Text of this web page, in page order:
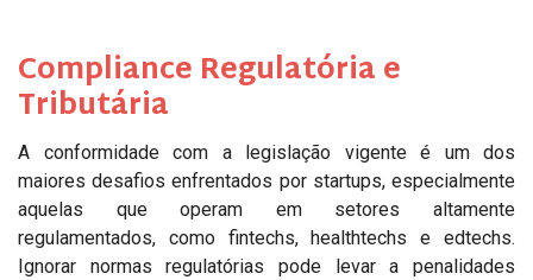
Compliance Regulatória e
Tributária
A conformidade com a legislação vigente é um dos
maiores desafios enfrentados por startups, especialmente
aquelas que operam em setores altamente
regulamentados, como fintechs, healthtechs e edtechs.
Ignorar normas regulatórias pode levar a penalidades